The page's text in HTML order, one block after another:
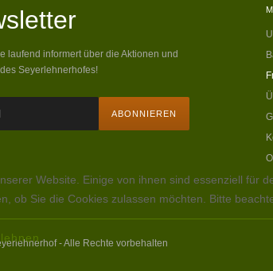
laufend informert über die Aktionen und
Seyerlehnerhofes!
- Alle Rechte vorbehalten
Website. Einige von ihnen sind essenziell für
ob Sie die Cookies zulassen möchten. Bitte